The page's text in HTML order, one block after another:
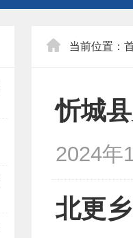
当前位置：
忻城
2024年
北更